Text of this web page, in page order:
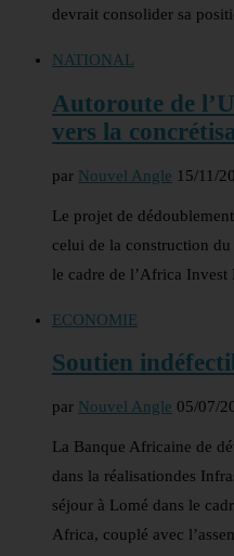
devrait consolider sa
NATIONAL
Autoroute de
vers la
par Nouvel Angle 15/11/
Le projet de
celui de la construction
le cadre de l’Africa
ECONOMIE
Soutien
par Nouvel Angle 05/07/
La Banque Africaine de
dans la réalisationdes
séjour à Lomé dans le
Africa, couplé avec